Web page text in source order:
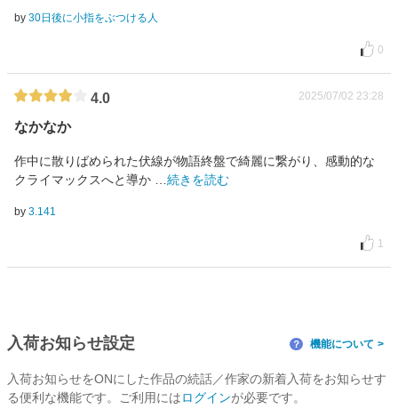
by 30日後に小指をぶつける人
0
4.0 2025/07/02 23:28
なかなか
作中に散りばめられた伏線が物語終盤で綺麗に繋がり、感動的な
クライマックスへと導か …続きを読む
by 3.141
1
入荷お知らせ設定 ？ 機能について
入荷お知らせをONにした作品の続話／作家の新着入荷をお知らせす
る便利な機能です。ご利用にはログインが必要です。